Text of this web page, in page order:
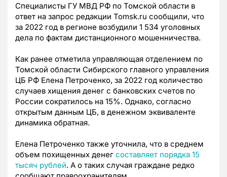
Специалисты ГУ МВД РФ по Томской области в
ответ на запрос редакции Tomsk.ru сообщили, что
за 2022 год в регионе возбудили 1 534 уголовных
дела по фактам дистанционного мошенничества.
Как ранее отметила управляющая отделением по
Томской области Сибирского главного управления
ЦБ РФ Елена Петроченко, за 2022 год количество
случаев хищения денег с банковских счетов по
России сократилось на 15%. Однако, согласно
открытым данным ЦБ, в денежном эквиваленте
динамика обратная.
Елена Петроченко также уточнила, что в среднем
объем похищенных денег составляет порядка 15
тысяч рублей. А о таких случая граждане редко